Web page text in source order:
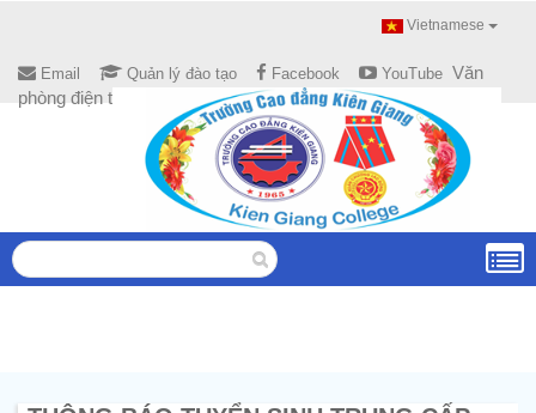
Vietnamese
Email Quản lý đào tạo Facebook YouTube Văn
phòng điện tử